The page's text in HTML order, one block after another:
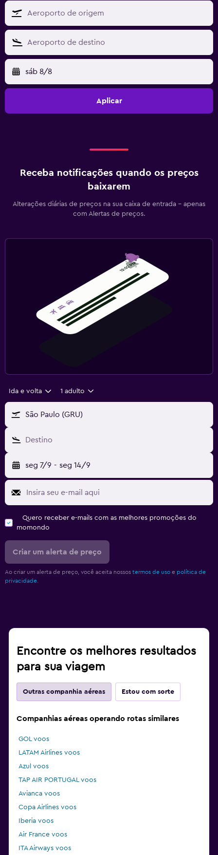
sáb 8/8
Aplicar
Receba notificações quando os preços
baixarem
Alterações diárias de preços na sua caixa de entrada - apenas
com Alertas de preços.
Ida e volta 1 adulto
São Paulo (GRU)
Destino
seg 7/9 - seg 14/9
Quero receber e-mails com as melhores promoções do
momondo
Criar um alerta de preço
Ao criar um alerta de preço, você aceita nossos termos de uso e política de
privacidade.
Encontre os melhores resultados
para sua viagem
Outras companhia aéreas Estou com sorte
Companhias aéreas operando rotas similares
GOL voos
LATAM Airlines voos
Azul voos
TAP AIR PORTUGAL voos
Avianca voos
Copa Airlines voos
Iberia voos
Air France voos
ITA Airways voos